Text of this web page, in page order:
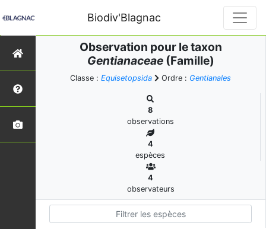
Biodiv'Blagnac
Observation pour le taxon
Gentianaceae(Famille)
Classe : Equisetopsida Ordre : Gentianales
8
observations
4
espèces
4
observateurs